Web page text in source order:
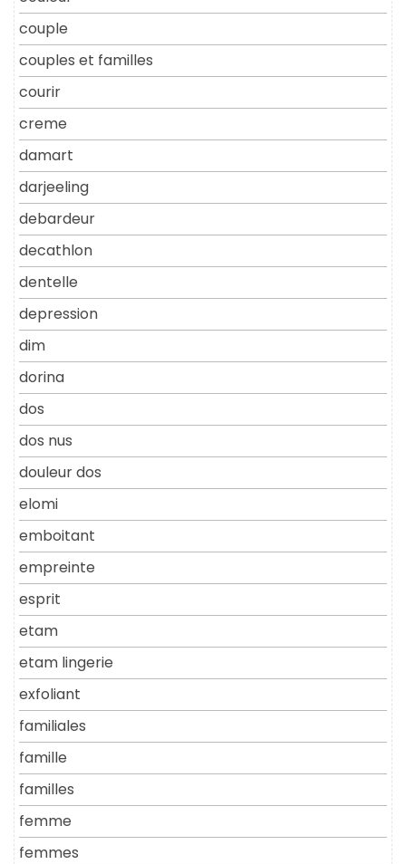
couple
couples et familles
courir
creme
damart
darjeeling
debardeur
decathlon
dentelle
depression
dim
dorina
dos
dos nus
douleur dos
elomi
emboitant
empreinte
esprit
etam
etam lingerie
exfoliant
familiales
famille
familles
femme
femmes